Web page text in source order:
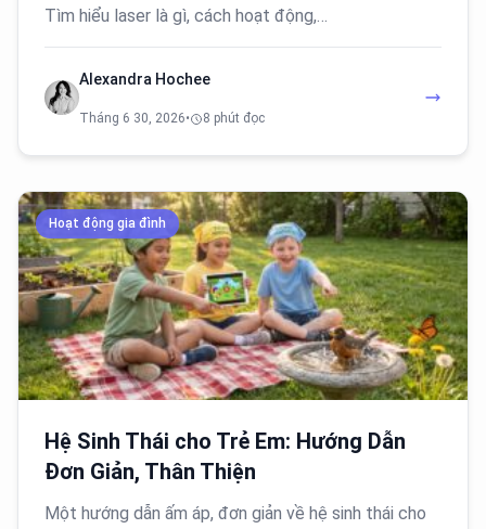
Tìm hiểu laser là gì, cách hoạt động,…
Alexandra Hochee
Tháng 6 30, 2026• 8 phút đọc
Hoạt động gia đình
Hệ Sinh Thái cho Trẻ Em: Hướng Dẫn
Đơn Giản, Thân Thiện
Một hướng dẫn ấm áp, đơn giản về hệ sinh thái cho